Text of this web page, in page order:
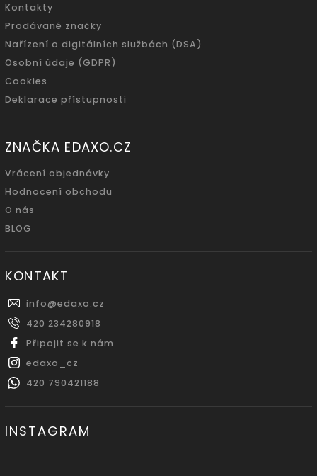
Kontakty
Prodávané značky
Nařízení o digitálních službách (DSA)
Osobní údaje (GDPR)
Cookies
Deklarace přístupnosti
ZNAČKA EDAXO.CZ
Vrácení objednávky
Hodnocení obchodu
O nás
BLOG
KONTAKT
info@edaxo.cz
420 234280918
Připojit se k nám
edaxo_cz
420 790421188
INSTAGRAM